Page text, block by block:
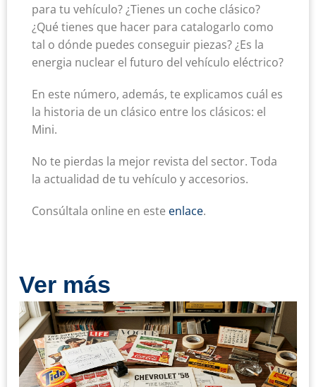
para tu vehículo? ¿Tienes un coche clásico?
¿Qué tienes que hacer para catalogarlo como
tal o dónde puedes conseguir piezas? ¿Es la
energia nuclear el futuro del vehículo eléctrico?
En este número, además, te explicamos cuál es
la historia de un clásico entre los clásicos: el
Mini.
No te pierdas la mejor revista del sector. Toda
la actualidad de tu vehículo y accesorios.
Consúltala online en este enlace.
Ver más